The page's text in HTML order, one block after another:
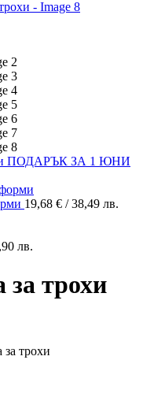
ПОДАРЪК ЗА 1 ЮНИ
19,68 € / 38,49 лв.
лв.
за трохи
за трохи